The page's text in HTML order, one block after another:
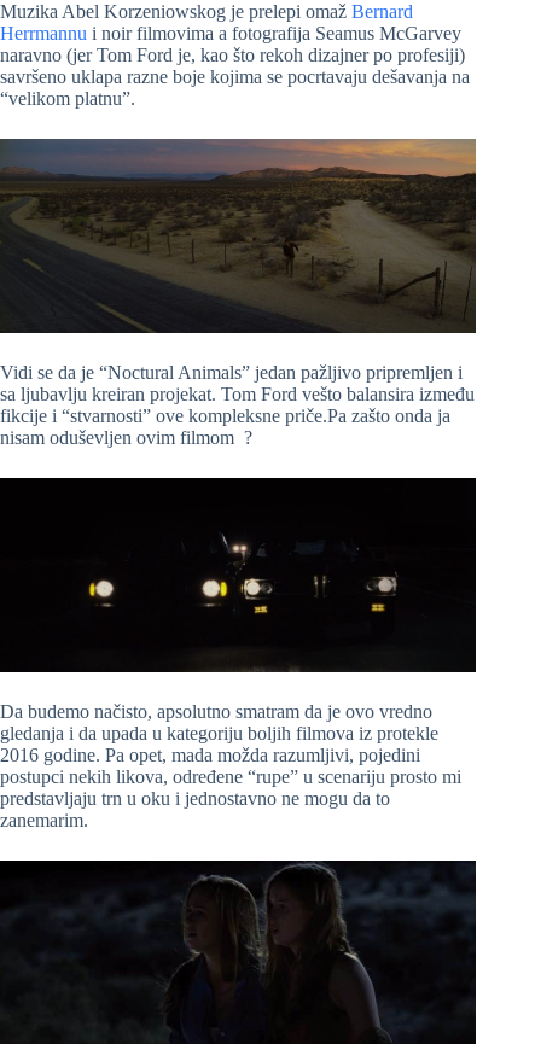
Muzika Abel Korzeniowskog je prelepi omaž Bernard
Herrmannu i noir filmovima a fotografija Seamus McGarvey
naravno (jer Tom Ford je, kao što rekoh dizajner po profesiji)
savršeno uklapa razne boje kojima se pocrtavaju dešavanja na
“velikom platnu”.
Vidi se da je “Noctural Animals” jedan pažljivo pripremljen i
sa ljubavlju kreiran projekat. Tom Ford vešto balansira između
fikcije i “stvarnosti” ove kompleksne priče.Pa zašto onda ja
nisam oduševljen ovim filmom ?
Da budemo načisto, apsolutno smatram da je ovo vredno
gledanja i da upada u kategoriju boljih filmova iz protekle
2016 godine. Pa opet, mada možda razumljivi, pojedini
postupci nekih likova, određene “rupe” u scenariju prosto mi
predstavljaju trn u oku i jednostavno ne mogu da to
zanemarim.